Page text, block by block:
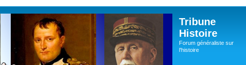
Tribune
Histoire
Forum généraliste sur
l'histoire